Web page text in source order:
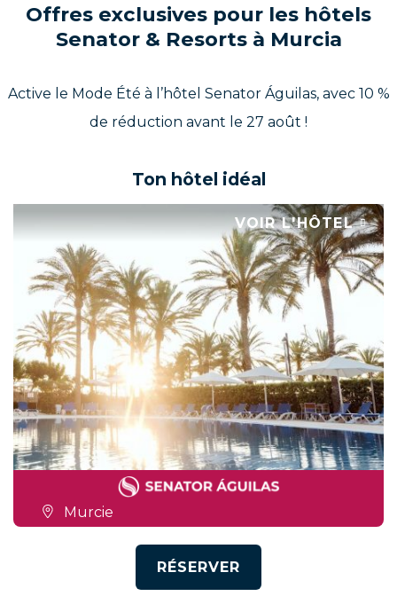
Offres exclusives pour les hôtels
Senator & Resorts à Murcia
Active le Mode Été à l’hôtel Senator Águilas, avec 10 %
de réduction avant le 27 août !
Ton hôtel idéal
VOIR L'HÔTEL
Murcie
RÉSERVER